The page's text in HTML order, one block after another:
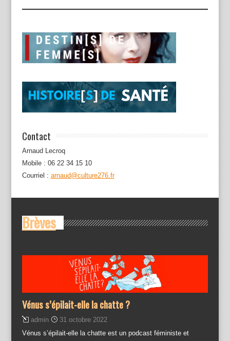
Contact
Arnaud Lecroq
Mobile : 06 22 34 15 10
Courriel : arnaud@culture276.fr
Brèves
Vénus s’épilait-elle la chatte ?
admin
31 octobre 2022
Vénus s’épilait-elle la chatte est un podcast féministe et